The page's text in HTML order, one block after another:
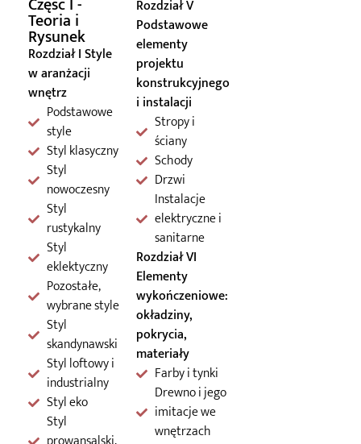
Teoria i
Rysunek
Rozdział I Style
w aranżacji
wnętrz
Podstawowe
style
Styl klasyczny
Styl
nowoczesny
Styl
rustykalny
Styl
eklektyczny
Pozostałe,
wybrane style
Styl
skandynawski
Styl loftowy i
industrialny
Styl eko
Styl
Rozdział V
Podstawowe
elementy
projektu
konstrukcyjnego
i instalacji
Stropy i
ściany
Schody
Drzwi
Instalacje
elektryczne i
sanitarne
Rozdział VI
Elementy
wykończeniowe:
okładziny,
pokrycia,
materiały
Farby i tynki
Drewno i jego
imitacje we
wnętrzach